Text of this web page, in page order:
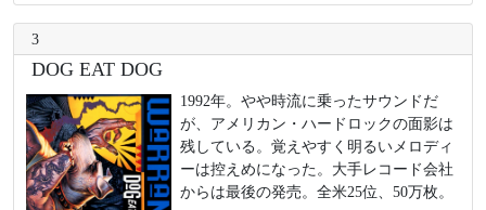
3
DOG EAT DOG
1992年。やや時流に乗ったサウンドだ
が、アメリカン・ハードロックの面影は
残している。覚えやすく明るいメロディ
ーは控えめになった。大手レコード会社
からは最後の発売。全米25位、50万枚。